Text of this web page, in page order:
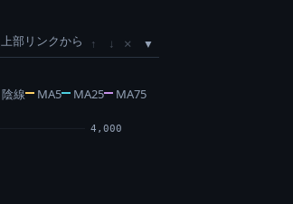
部リンクから ↑ ↓ ×
陰線 MA5 MA25 MA75
4,000